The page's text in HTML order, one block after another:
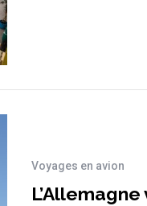
Voyages en avion